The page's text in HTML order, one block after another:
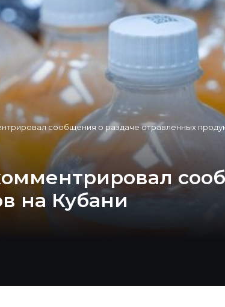
сообщения о раздаче отравленных
на Кубани